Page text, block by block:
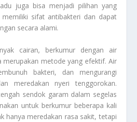
juga bisa menjadi pilihan yang
sifat antibakteri dan dapat
secara alami.
cairan, berkumur dengan air
merupakan metode yang efektif. Air
bakteri, dan mengurangi
meredakan nyeri tenggorokan.
sendok garam dalam segelas
untuk berkumur beberapa kali
hanya meredakan rasa sakit, tetapi